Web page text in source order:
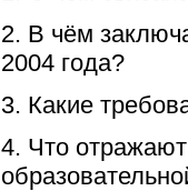
2. В чём
2004 года?
3. Какие
4. Что